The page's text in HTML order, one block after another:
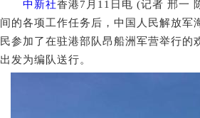
中新社香港7月11日电 (记者 邢一
间的各项工作任务后，中国人民解放
民参加了在驻港部队昂船洲军营举行
出发为编队送行。